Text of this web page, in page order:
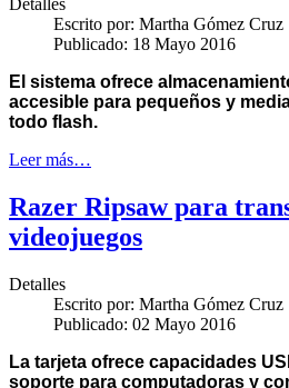
Detalles
Escrito por: Martha Gómez Cruz
Publicado: 18 Mayo 2016
El sistema ofrece
accesible para pequeños y
todo flash.
Leer más…
Razer Ripsaw para
videojuegos
Detalles
Escrito por: Martha Gómez Cruz
Publicado: 02 Mayo 2016
La tarjeta ofrece capacidades
soporte para computadoras y